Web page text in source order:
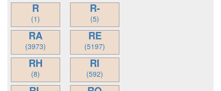
R
(1)
R-
(5)
RA
(3973)
RE
(5197)
RH
(8)
RI
(592)